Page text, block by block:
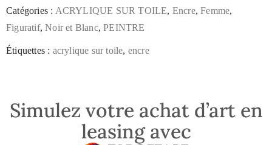
Catégories : ACRYLIQUE SUR TOILE, Encre,Femme,
Figuratif,Noir et Blanc,PEINTRE
Étiquettes : acrylique sur toile, encre
Simulez votre achat d’art en
leasing avec